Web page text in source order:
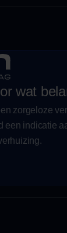
wat
zorgeloze
een indicatie